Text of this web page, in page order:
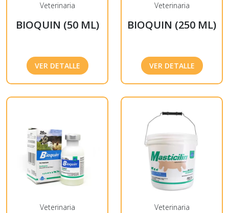
Veterinaria
BIOQUIN (50 ML)
VER DETALLE
Veterinaria
BIOQUIN (250 ML)
VER DETALLE
Veterinaria Veterinaria